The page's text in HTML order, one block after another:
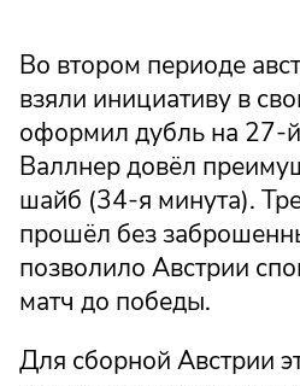
Во втором периоде
взяли инициативу в
оформил дубль на 27-
Валлнер довёл
шайб (34-я минута).
прошёл без
позволило Австрии
матч до победы.
Для сборной Австрии